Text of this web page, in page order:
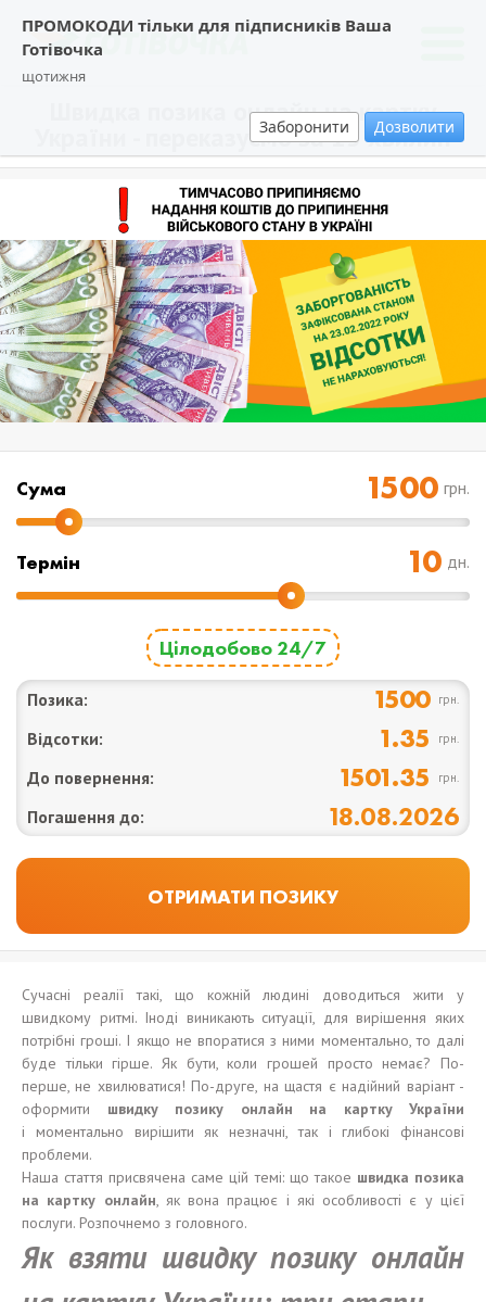
ПРОМОКОДИ тільки для підписників Ваша
Готівочка
щотижня
Заборонити Дозволити
Швидка позика онлайн на картку
України - переказуємо за 15 хвилин
Cума грн.
Термін дн.
Цілодобово 24/7
Позика: 1500 грн.
Відсотки: 1.35 грн.
До повернення: 1501.35 грн.
Погашення до: 18.08.2026
Сучасні реалії такі, що кожній людині доводиться жити у
швидкому ритмі. Іноді виникають ситуації, для вирішення яких
потрібні гроші. І якщо не впоратися з ними моментально, то далі
буде тільки гірше. Як бути, коли грошей просто немає? По-
перше, не хвилюватися! По-друге, на щастя є надійний варіант -
оформити швидку позику онлайн на картку України
і моментально вирішити як незначні, так і глибокі фінансові
проблеми.
Наша стаття присвячена саме цій темі: що такое швидка позика
на картку онлайн, як вона працює і які особливості є у цієї
послуги. Розпочнемо з головного.
Як взяти швидку позику онлайн